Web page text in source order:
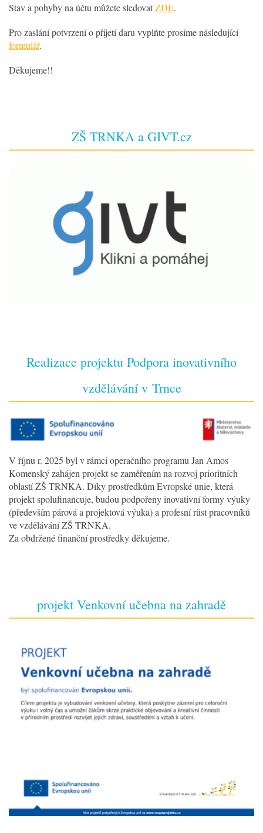
Stav a pohyby na účtu můžete sledovatZDE.
Pro zaslání potvrzení o přijetí daru vyplňte prosíme následující
formulář.
Děkujeme!!
ZŠ TRNKA a GIVT.cz
Realizace projektu Podpora inovativního
vzdělávání v Trnce
V říjnu r. 2025 byl v rámci operačního programu Jan Amos
Komenský zahájen projekt se zaměřením na rozvoj prioritních
oblastí ZŠ TRNKA. Díky prostředkům Evropské unie, která
projekt spolufinancuje, budou podpořeny inovativní formy výuky
(především párová a projektová výuka) a profesní růst pracovníků
ve vzdělávání ZŠ TRNKA.
Za obdržené finanční prostředky děkujeme.
projekt Venkovní učebna na zahradě